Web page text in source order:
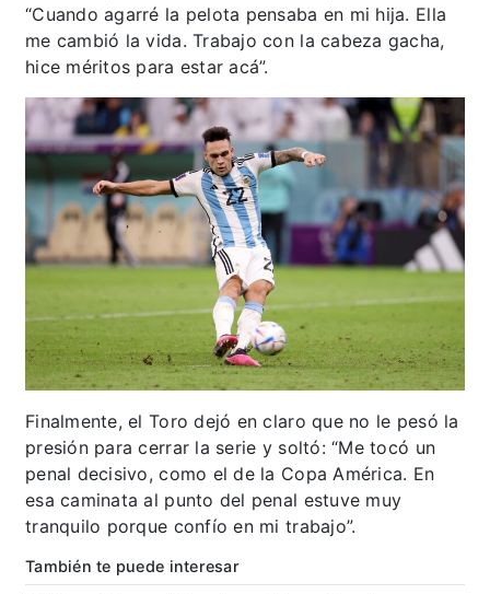
“Cuando agarré la pelota pensaba en mi hija. Ella
me cambió la vida. Trabajo con la cabeza gacha,
hice méritos para estar acá”.
Finalmente, el Toro dejó en claro que no le pesó la
presión para cerrar la serie y soltó: “Me tocó un
penal decisivo, como el de la Copa América. En
esa caminata al punto del penal estuve muy
tranquilo porque confío en mi trabajo”.
También te puede interesar